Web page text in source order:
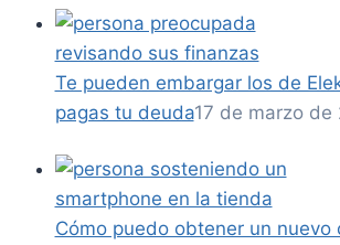
Te pueden embargar los de
pagas tu deuda17 de marzo de
Cómo puedo obtener un nuevo